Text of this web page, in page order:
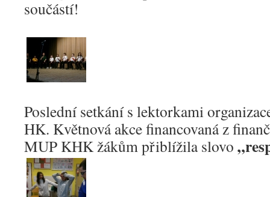
součástí!
Poslední setkání s lektorkami
HK. Květnová akce financovaná z
MUP KHK žákům přiblížila slovo